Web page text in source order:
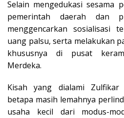
Selain mengedukasi sesama
pemerintah daerah dan
menggencarkan sosialisasi
uang palsu, serta melakukan
khususnya di pusat
Merdeka.
Kisah yang dialami
betapa masih lemahnya
usaha kecil dari modus-